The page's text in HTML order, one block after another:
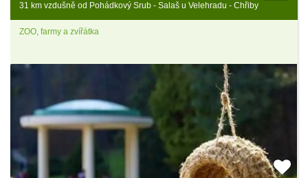
31 km vzdušně od Pohádkový Srub - Salaš u Velehradu - Chřiby
ZOO, farmy a zvířátka